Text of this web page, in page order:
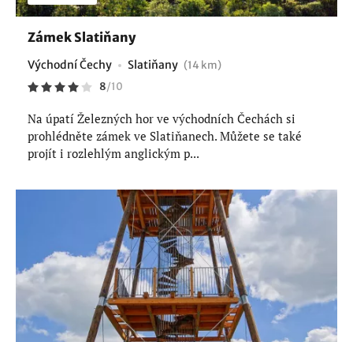
Zámek Slatiňany
Východní Čechy Slatiňany (14 km)
8/10
Na úpatí Železných hor ve východních Čechách si
prohlédněte zámek ve Slatiňanech. Můžete se také
projít i rozlehlým anglickým p...